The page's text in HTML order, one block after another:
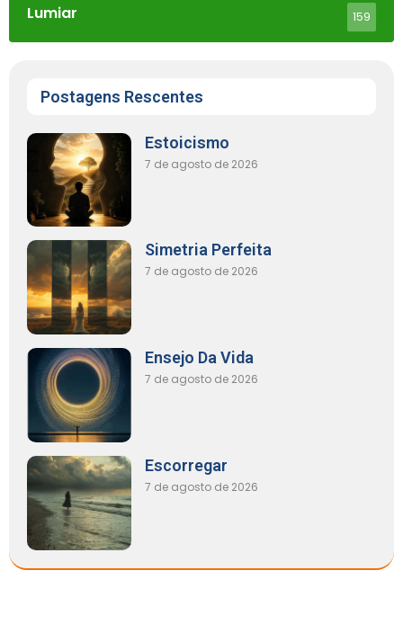
Lumiar 159
Postagens Rescentes
Estoicismo
7 de agosto de 2026
Simetria Perfeita
7 de agosto de 2026
Ensejo Da Vida
7 de agosto de 2026
Escorregar
7 de agosto de 2026